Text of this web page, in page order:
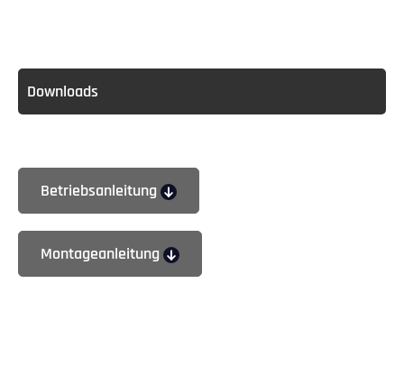
Downloads
Betriebsanleitung
Montageanleitung